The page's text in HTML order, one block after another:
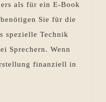
als für ein E-Book
Sie für die
spezielle Technik
Sprechern. Wenn
finanziell in